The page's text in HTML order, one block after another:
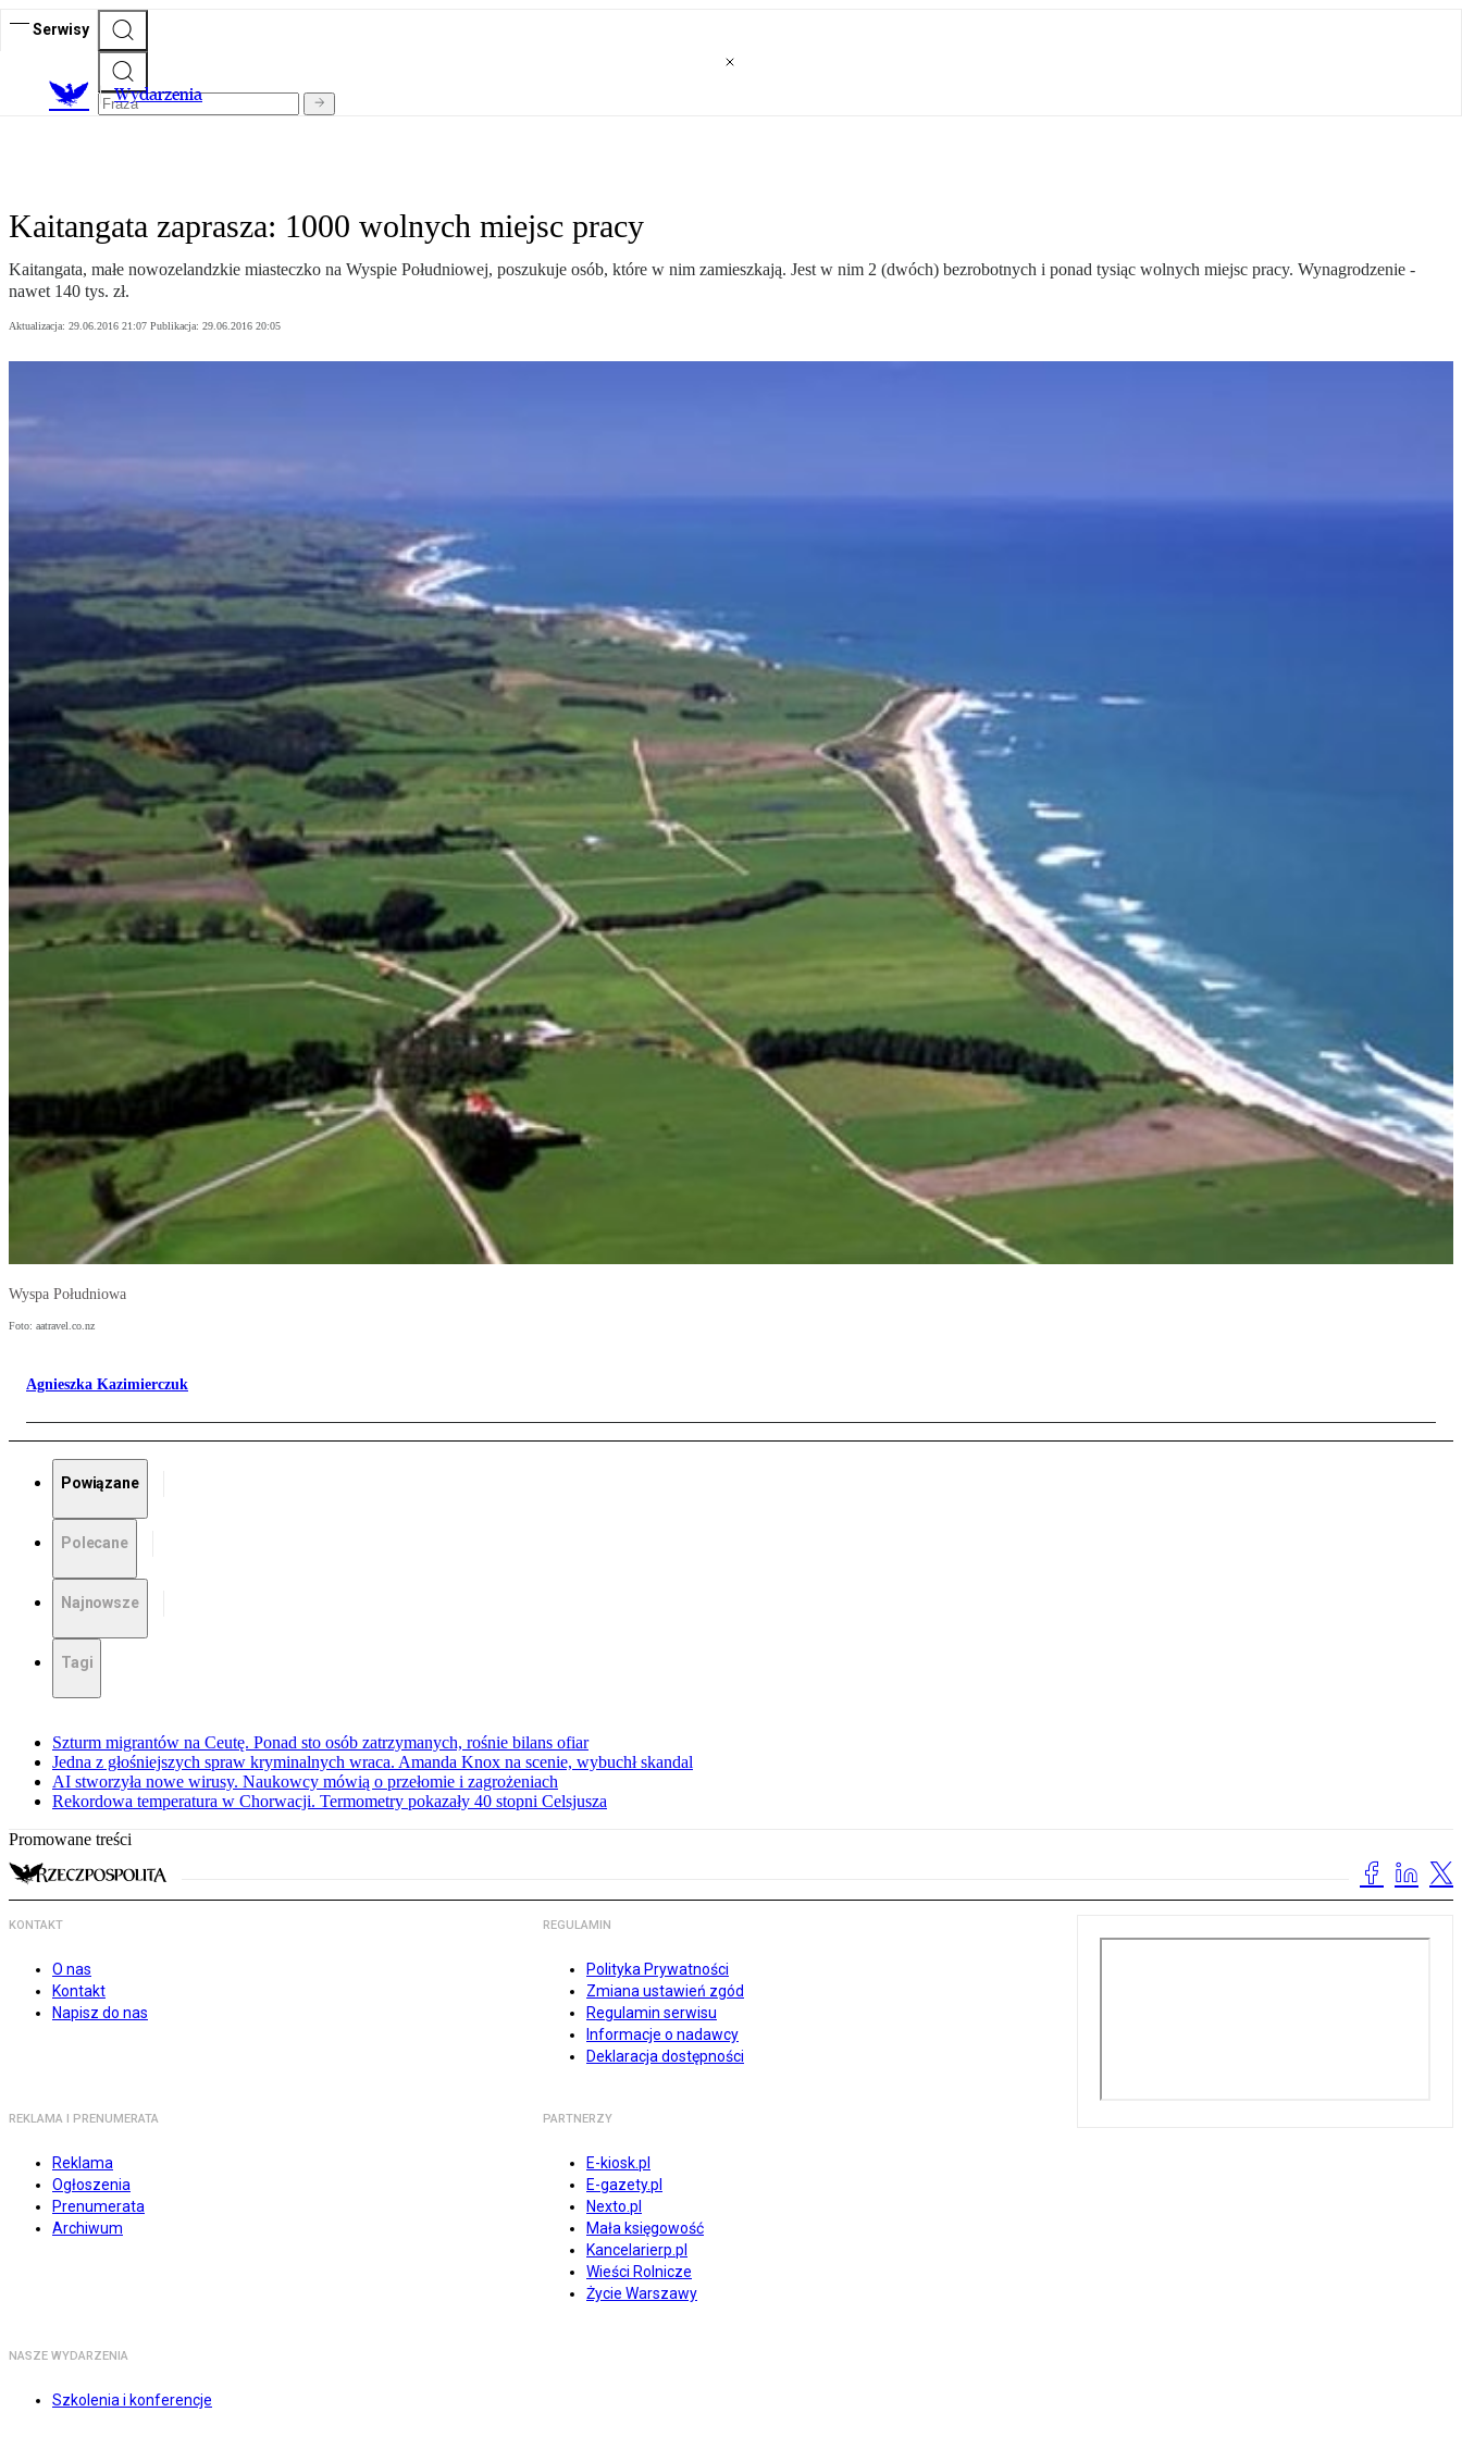
Serwisy
Wydarzenia
Kaitangata zaprasza: 1000 wolnych miejsc pracy
Kaitangata, małe nowozelandzkie miasteczko na Wyspie Południowej, poszukuje osób, które w nim zamieszkają. Jest w nim 2 (dwóch) bezrobotnych i ponad tysiąc wolnych miejsc pracy. Wynagrodzenie -
nawet 140 tys. zł.
Aktualizacja: 29.06.2016 21:07 Publikacja: 29.06.2016 20:05
Wyspa Południowa
Foto: aatravel.co.nz
Agnieszka Kazimierczuk
Powiązane
Polecane
Najnowsze
Tagi
Szturm migrantów na Ceutę. Ponad sto osób zatrzymanych, rośnie bilans ofiar
Jedna z głośniejszych spraw kryminalnych wraca. Amanda Knox na scenie, wybuchł skandal
AI stworzyła nowe wirusy. Naukowcy mówią o przełomie i zagrożeniach
Rekordowa temperatura w Chorwacji. Termometry pokazały 40 stopni Celsjusza
Promowane treści
KONTAKT
O nas
Kontakt
Napisz do nas
REGULAMIN
Polityka Prywatności
Zmiana ustawień zgód
Regulamin serwisu
Informacje o nadawcy
Deklaracja dostępności
REKLAMA I PRENUMERATA
Reklama
Ogłoszenia
Prenumerata
Archiwum
PARTNERZY
E-kiosk.pl
E-gazety.pl
Nexto.pl
Mała księgowość
Kancelarierp.pl
Wieści Rolnicze
Życie Warszawy
NASZE WYDARZENIA
Szkolenia i konferencje